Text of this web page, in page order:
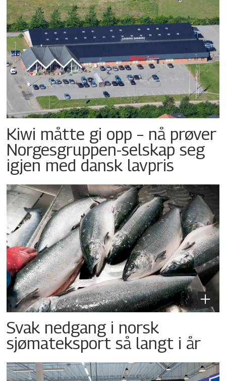
Kiwi måtte gi opp – nå prøver
Norgesgruppen-selskap seg
igjen med dansk lavpris
Svak nedgang i norsk
sjømateksport så langt i år